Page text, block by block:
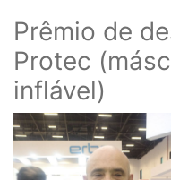
Prêmio de
Protec
inflável)